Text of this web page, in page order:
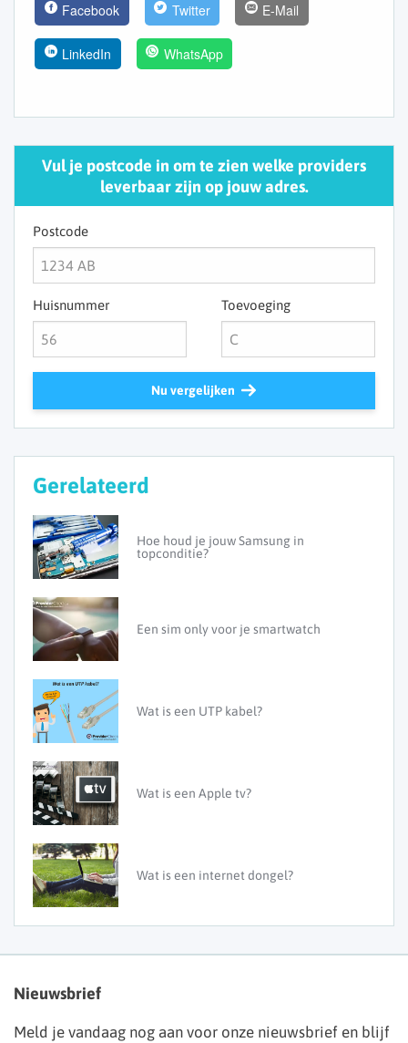
Facebook Twitter E-Mail
LinkedIn WhatsApp
Vul je postcode in om te zien welke providers
leverbaar zijn op jouw adres.
Postcode
Huisnummer Toevoeging
Nu vergelijken
Gerelateerd
Hoe houd je jouw Samsung in
topconditie?
Een sim only voor je smartwatch
Wat is een UTP kabel?
Wat is een Apple tv?
Wat is een internet dongel?
Nieuwsbrief
Meld je vandaag nog aan voor onze nieuwsbrief en blijf